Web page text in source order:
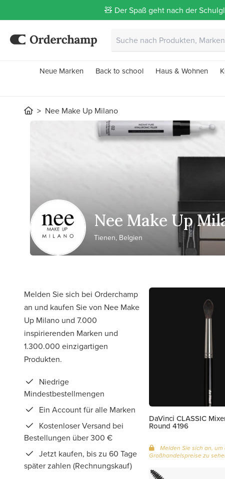
🧸 Der Spaß geht nach der
Neue Marken Back to school Haus & Wohnen
Nee Make Up Milano
Nee Make Up
Tienen, Belgien
Melden Sie sich bei Orderchamp
an und kaufen Sie von Nee Make
Up Milano und 7.000
inspirierenden Marken und
1.300.000 einzigartigen
Produkten.
Niedrige
Mindestbestellmengen
Ein Account für alle Marken
Kostenloser Versand bei
Bestellungen über 300 €
Jetzt kaufen, bis zu 60 Tage
später zahlen (Rechnungskauf)
DaVinci CLASSIC
Round 4196
Melden Sie sich an, um
Großhandelspreise zu